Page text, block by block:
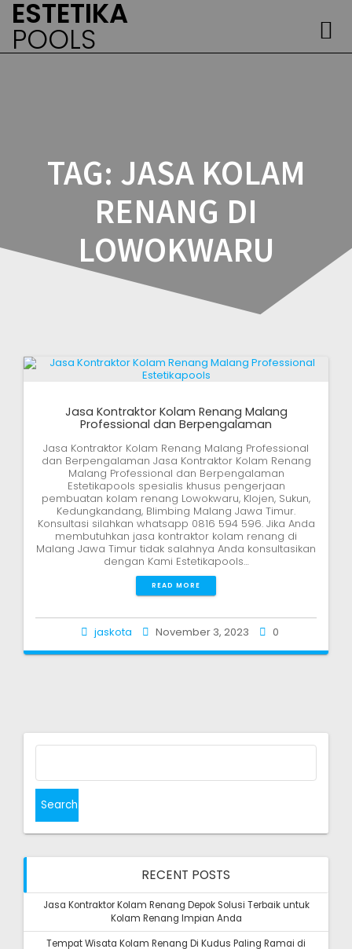
ESTETIKA
POOLS
TAG: JASA KOLAM
RENANG DI
LOWOKWARU
Jasa Kontraktor Kolam Renang Malang
Professional dan Berpengalaman
Jasa Kontraktor Kolam Renang Malang Professional
dan Berpengalaman Jasa Kontraktor Kolam Renang
Malang Professional dan Berpengalaman
Estetikapools spesialis khusus pengerjaan
pembuatan kolam renang Lowokwaru, Klojen, Sukun,
Kedungkandang, Blimbing Malang Jawa Timur.
Konsultasi silahkan whatsapp 0816 594 596. Jika Anda
membutuhkan jasa kontraktor kolam renang di
Malang Jawa Timur tidak salahnya Anda konsultasikan
dengan Kami Estetikapools…
READ MORE
jaskota November 3, 2023 0
Search
RECENT POSTS
Jasa Kontraktor Kolam Renang Depok Solusi Terbaik untuk
Kolam Renang Impian Anda
Tempat Wisata Kolam Renang Di Kudus Paling Ramai di